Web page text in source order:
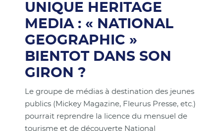
UNIQUE HERITAGE
MEDIA : « NATIONAL
GEOGRAPHIC »
BIENTOT DANS SON
GIRON ?
Le groupe de médias à destination des jeunes
publics (Mickey Magazine, Fleurus Presse, etc.)
pourrait reprendre la licence du mensuel de
tourisme et de découverte National